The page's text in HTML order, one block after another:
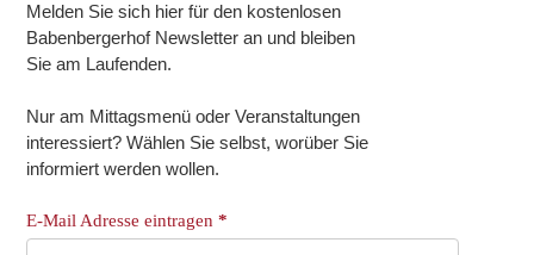
Melden Sie sich hier für den kostenlosen
Babenbergerhof Newsletter an und bleiben
Sie am Laufenden.
Nur am Mittagsmenü oder Veranstaltungen
interessiert? Wählen Sie selbst, worüber Sie
informiert werden wollen.
E-Mail Adresse eintragen*